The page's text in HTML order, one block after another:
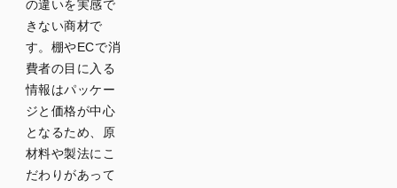
の違いを実感で
きない商材で
す。棚やECで消
費者の目に入る
情報はパッケー
ジと価格が中心
となるため、原
材料や製法にこ
だわりがあって